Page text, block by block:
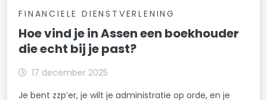
FINANCIELE DIENSTVERLENING
Hoe vind je in Assen een boekhouder
die echt bij je past?
17 december 2025
Je bent zzp’er, je wilt je administratie op orde, en je